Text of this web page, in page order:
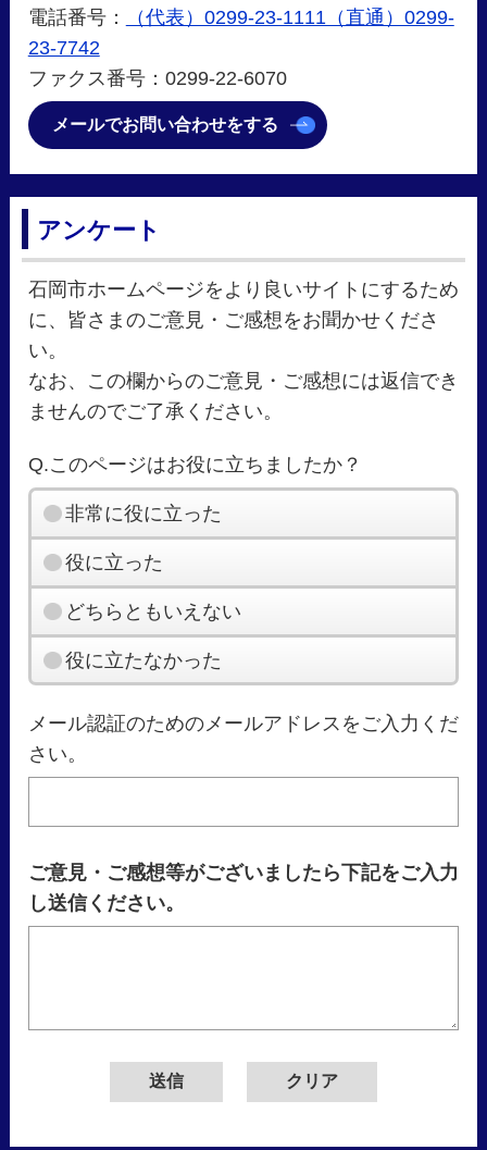
電話番号：
（代表）0299-23-1111（直通）0299-
23-7742
ファクス番号：0299-22-6070
メールでお問い合わせをする
アンケート
石岡市ホームページをより良いサイトにするため
に、皆さまのご意見・ご感想をお聞かせくださ
い。
なお、この欄からのご意見・ご感想には返信でき
ませんのでご了承ください。
Q.このページはお役に立ちましたか？
非常に役に立った
役に立った
どちらともいえない
役に立たなかった
メール認証のためのメールアドレスをご入力くだ
さい。
ご意見・ご感想等がございましたら下記をご入力
し送信ください。